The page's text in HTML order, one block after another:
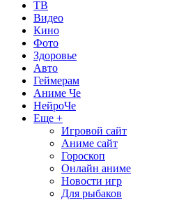
ТВ
Видео
Кино
Фото
Здоровье
Авто
Геймерам
Аниме Че
НейроЧе
Еще +
Игровой сайт
Аниме сайт
Гороскоп
Онлайн аниме
Новости игр
Для рыбаков